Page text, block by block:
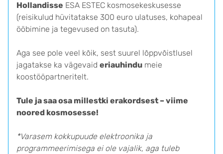
Hollandisse ESA ESTEC kosmosekeskusesse
(reisikulud hüvitatakse 300 euro ulatuses, kohapeal
ööbimine ja tegevused on tasuta).
Aga see pole veel kõik, sest suurel lõppvõistlusel
jagatakse ka vägevaid eriauhindu meie
koostööpartneritelt.
Tule ja saa osa millestki erakordsest – viime
noored kosmosesse!
*Varasem kokkupuude elektroonika ja
programmeerimisega ei ole vajalik, aga tuleb